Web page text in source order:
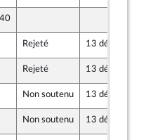
Rejeté 13 décembre 2017
Rejeté 13 décembre 2017
Non soutenu 13 décembre 2017
Non soutenu 13 décembre 2017